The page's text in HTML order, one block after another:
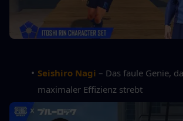
Seishiro Nagi – Das faule Genie,
maximaler Effizienz strebt